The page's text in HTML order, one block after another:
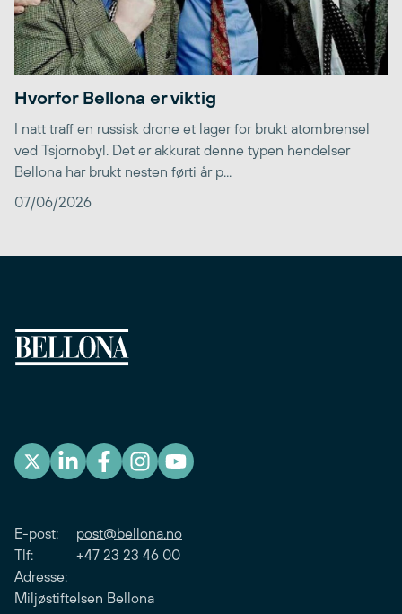
Hvorfor Bellona er viktig
I natt traff en russisk drone et lager for brukt atombrensel
ved Tsjornobyl. Det er akkurat denne typen hendelser
Bellona har brukt nesten førti år p...
07/06/2026
E-post: post@bellona.no
Tlf: +47 23 23 46 00
Adresse:
Miljøstiftelsen Bellona